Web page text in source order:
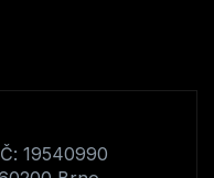
19540990